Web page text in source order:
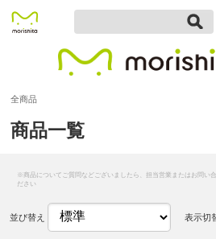
全商品
商品一覧
並び替え 表示切